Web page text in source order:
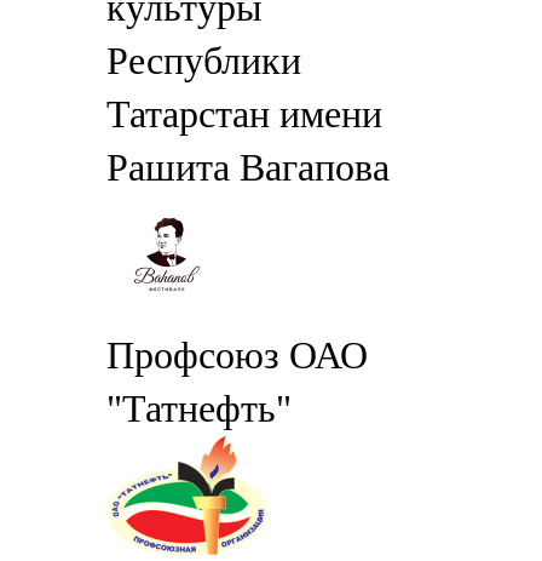
Республики
Татарстан имени
Рашита Вагапова
Профсоюз ОАО
"Татнефть"